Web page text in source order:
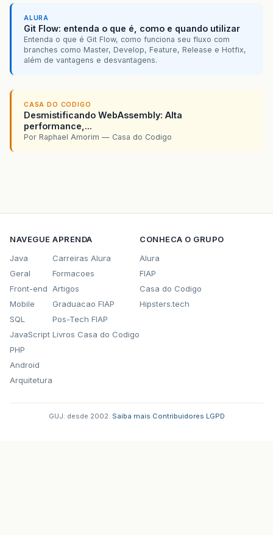
ALURA
Git Flow: entenda o que é, como e quando utilizar
Entenda o que é Git Flow, como funciona seu fluxo com
branches como Master, Develop, Feature, Release e Hotfix,
além de vantagens e desvantagens.
CASA DO CODIGO
Desmistificando WebAssembly: Alta
performance,...
Por Raphael Amorim — Casa do Codigo
NAVEGUE
Java
Geral
Front-end
Mobile
SQL
JavaScript
PHP
Android
Arquitetura
APRENDA
Carreiras Alura
Formacoes
Artigos
Graduacao FIAP
Pos-Tech FIAP
Livros Casa do Codigo
CONHECA O GRUPO
Alura
FIAP
Casa do Codigo
Hipsters.tech
GUJ: desde 2002. Saiba mais Contribuidores LGPD